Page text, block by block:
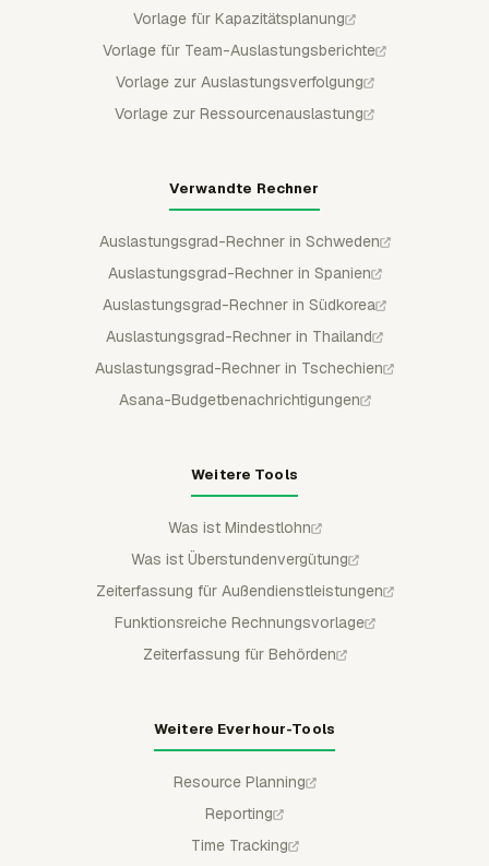
Vorlage für Kapazitätsplanung
Vorlage für Team-Auslastungsberichte
Vorlage zur Auslastungsverfolgung
Vorlage zur Ressourcenauslastung
Verwandte Rechner
Auslastungsgrad-Rechner in Schweden
Auslastungsgrad-Rechner in Spanien
Auslastungsgrad-Rechner in Südkorea
Auslastungsgrad-Rechner in Thailand
Auslastungsgrad-Rechner in Tschechien
Asana-Budgetbenachrichtigungen
Weitere Tools
Was ist Mindestlohn
Was ist Überstundenvergütung
Zeiterfassung für Außendienstleistungen
Funktionsreiche Rechnungsvorlage
Zeiterfassung für Behörden
Weitere Everhour-Tools
Resource Planning
Reporting
Time Tracking